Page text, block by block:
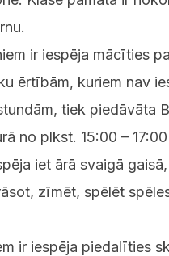
ir iespēja mācīties
ērtībām, kuriem nav
tiek piedāvāta
no plkst. 15:00 –
iet ārā svaigā
zīmēt, spēlēt
ir iespēja piedalīties